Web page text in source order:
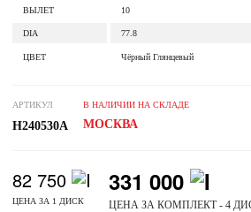
ВЫЛЕТ 10
DIA 77.8
ЦВЕТ Чёрный Глянцевый
АРТИКУЛ
H240530A
В НАЛИЧИИ НА СКЛАДЕ
МОСКВА
82 750
ЦЕНА ЗА 1 ДИСК
331 000
ЦЕНА ЗА КОМПЛЕКТ - 4